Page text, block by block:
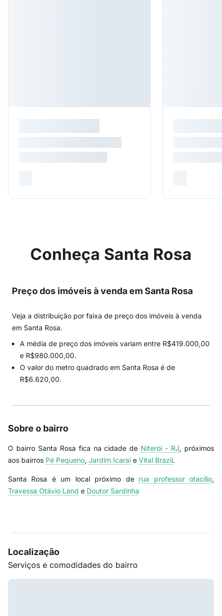
Conheça Santa Rosa
Preço dos imóveis à venda em Santa Rosa
Veja a distribuição por faixa de preço dos imóveis à venda
em Santa Rosa.
A média de preço dos imóveis variam entre R$419.000,00
e R$980.000,00.
O valor do metro quadrado em Santa Rosa é de
R$6.620,00.
Sobre o bairro
O bairro Santa Rosa fica na cidade de Niterói - RJ, próximos
aos bairros Pé Pequeno, Jardim Icaraíe Vital Brazil.
Santa Rosa é um local próximo de rua professor otacílio,
Travessa Otávio Land e Doutor Sardinha
Localização
Serviços e comodidades do bairro